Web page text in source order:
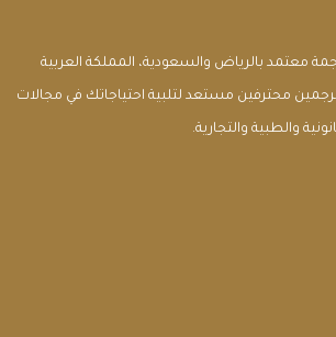
معتمد بالرياض والسعودية، المملكة العربية
محترفين مستعد لتلبية احتياجاتك في مجالات
والطبية والتجارية.